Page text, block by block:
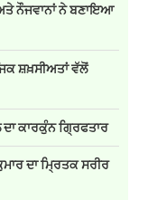
ਨੌਜਵਾਨਾਂ ਨੇ ਬਣਾਇਆ
ਸ਼ਖ਼ਸੀਅਤਾਂ ਵੱਲੋਂ
ਕਾਰਕੁੰਨ ਗ੍ਰਿਫਤਾਰ
ਦਾ ਮ੍ਰਿਤਕ ਸਰੀਰ